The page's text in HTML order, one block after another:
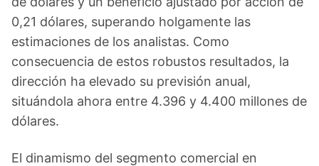
0,21 dólares, superando holgamente las
estimaciones de los analistas. Como
consecuencia de estos robustos resultados, la
dirección ha elevado su previsión anual,
situándola ahora entre 4.396 y 4.400 millones de
dólares.
El dinamismo del segmento comercial en